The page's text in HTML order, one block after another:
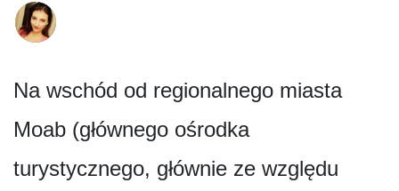
Na wschód od regionalnego miasta
Moab (głównego ośrodka
turystycznego, głównie ze względu